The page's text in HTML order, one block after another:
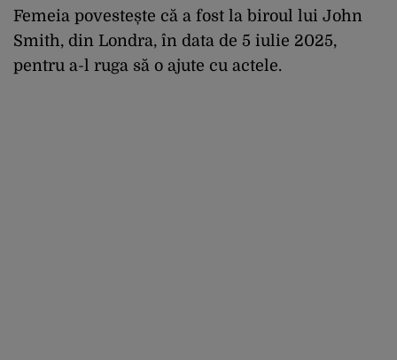
Femeia povestește că a fost la biroul lui John
Smith, din Londra, în data de 5 iulie 2025,
pentru a-l ruga să o ajute cu actele.